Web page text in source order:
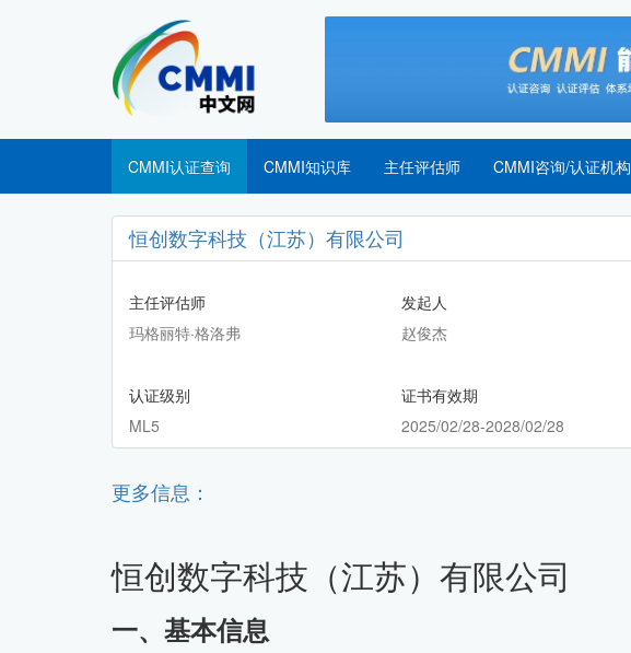
CMMI中文网
CMMI认证查询 CMMI知识库 主任评估师 CMMI咨询/认证机构
恒创数字科技（江苏）有限公司
主任评估师
玛格丽特·格洛弗
发起人
赵俊杰
认证级别
ML5
证书有效期
2025/02/28-2028/02/28
更多信息：
恒创数字科技（江苏）有限公司
一、基本信息